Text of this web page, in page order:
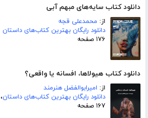
دانلود کتاب سایه‌های مبهم آبی
از: محمدعلی قجه
دانلود رایگان بهترین کتاب‌های داستان
۱۷۶ صفحه
دانلود کتاب هیولاها، افسانه یا واقعی؟
از: امیرابوالفضل هنرمند
دانلود رایگان بهترین کتاب‌های داستان،
۱۶۷ صفحه